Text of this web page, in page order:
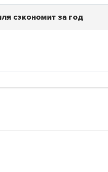
сэкономит за год